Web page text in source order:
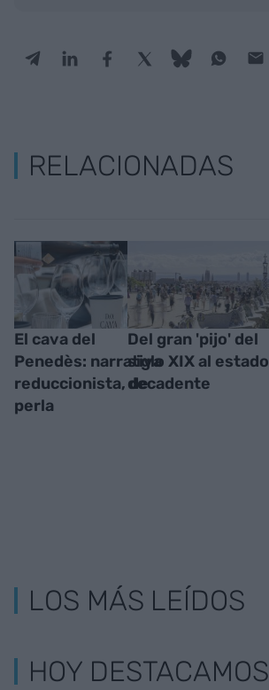
RELACIONADAS
El cava del
Penedès: narrativa
reduccionista, de
perla
Del gran 'pijo' del
siglo XIX al estado
decadente
LOS MÁS LEÍDOS
HOY DESTACAMOS